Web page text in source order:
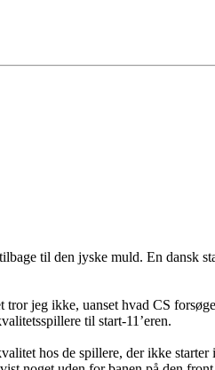
til den jyske muld. En dansk
jeg ikke, uanset hvad CS
til start-11’eren.
hos de spillere, der ikke